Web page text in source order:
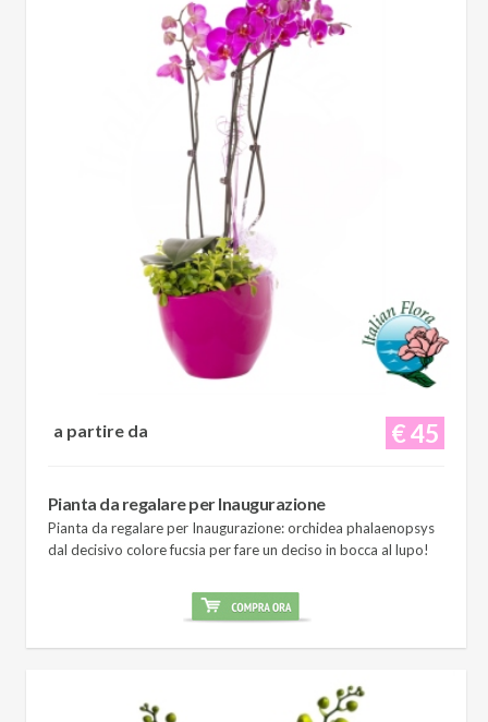
€ 45
a partire da
Pianta da regalare per Inaugurazione
Pianta da regalare per Inaugurazione: orchidea phalaenopsys
dal decisivo colore fucsia per fare un deciso in bocca al lupo!